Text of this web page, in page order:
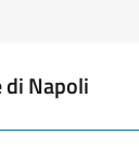
di Napoli